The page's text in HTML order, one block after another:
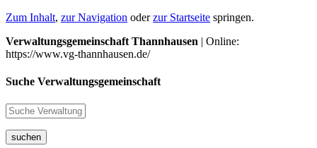
Zum Inhalt, zur Navigation oderzur Startseite springen.
Verwaltungsgemeinschaft Thannhausen | Online:
https://www.vg-thannhausen.de/
Suche Verwaltungsgemeinschaft
suchen